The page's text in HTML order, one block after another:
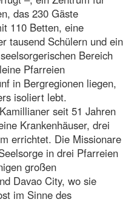
das 230 Gäste
110 Betten, eine
tausend Schülern und ein
Bereich
Pfarreien
in Bergregionen liegen,
isoliert lebt.
seit 51 Jahren
Krankenhäuser, drei
errichtet. Die Missionare
in drei Pfarreien
großen
Davao City, wo sie
im Sinne des